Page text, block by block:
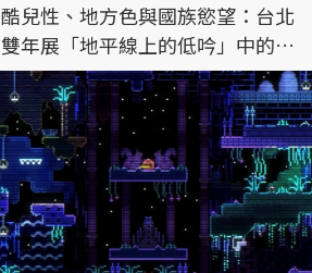
酷兒性、地方色與國族慾望：台北
雙年展「地平線上的低吟」中的日
治台灣美術